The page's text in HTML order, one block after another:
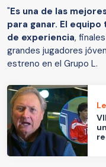
"Es una de las
para ganar. El
de experiencia,
grandes jugadores
estreno en el Grupo L.